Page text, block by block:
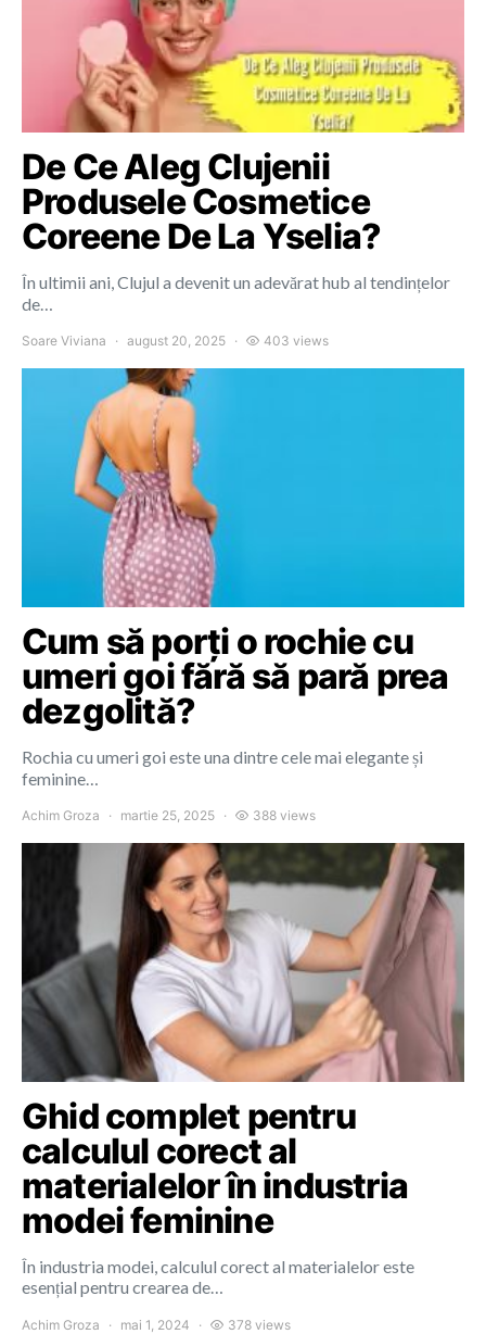
De Ce Aleg Clujenii
Produsele Cosmetice
Coreene De La Yselia?
În ultimii ani, Clujul a devenit un adevărat hub al tendințelor
de…
Soare Viviana august 20, 2025 403 views
Cum să porți o rochie cu
umeri goi fără să pară prea
dezgolită?
Rochia cu umeri goi este una dintre cele mai elegante și
feminine…
Achim Groza martie 25, 2025 388 views
Ghid complet pentru
calculul corect al
materialelor în industria
modei feminine
În industria modei, calculul corect al materialelor este
esențial pentru crearea de…
Achim Groza mai 1, 2024 378 views